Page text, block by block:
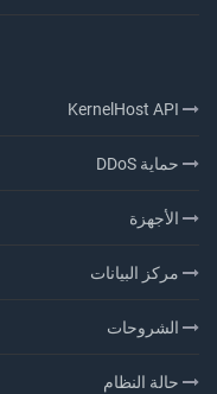
حماية DDoS
الأجهزة
مركز البيانات
الشروحات
حالة النظام